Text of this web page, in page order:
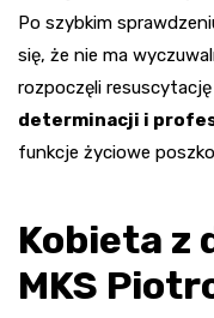
Po szybkim
się, że nie ma
rozpoczęli
determinacji i
funkcje życiowe
Kobieta z
MKS